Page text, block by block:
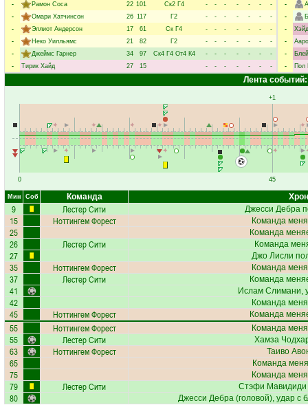
-
Рамон Соса 22 101 Ск2 Г4 - - - - - -
-
-
Омари Хатчинсон 26 117 Г2 - - - - - -
-
-
Эллиот Андерсон 17 61 Ск Г4 - - - - - -
-
-
Неко Уилльямс 21 82 Г2 - - - - - -
-
-
Джеймс Гарнер 34 97 Ск4 Г4 От4 К4 - - - - - -
-
-
Тирик Хайд 27 15 - - - - - - -
-
-
-
-
-
-
Пол
Лента событий:
0
+1
45
Мин Соб Команда
9 Лестер Сити Джесси Дебра
15 Ноттингем Форест Команда
25 Команда
26 Лестер Сити Команда
27 Джо Лисли
35 Ноттингем Форест Команда
37 Лестер Сити Команда
41 Ислам Слимани,
42 Команда
45 Ноттингем Форест Команда
55 Ноттингем Форест Команда
55 Лестер Сити Хамза
63 Ноттингем Форест Таиво
65 Команда
75 Команда
79 Лестер Сити Стэфи Мавидиди
80 Джесси Дебра(головой), удар с